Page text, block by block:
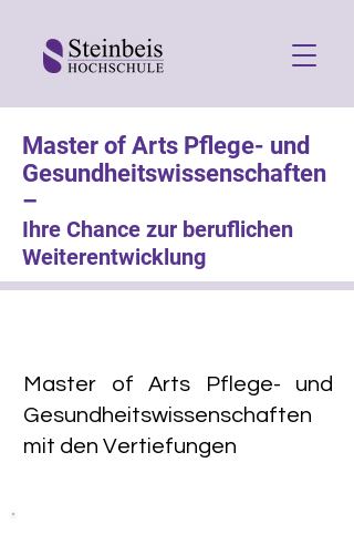
Master of Arts Pflege- und
Gesundheitswissenschaften
–
Ihre Chance zur beruflichen
Weiterentwicklung
Master of Arts Pflege- und
Gesundheitswissenschaften
mit den Vertiefungen